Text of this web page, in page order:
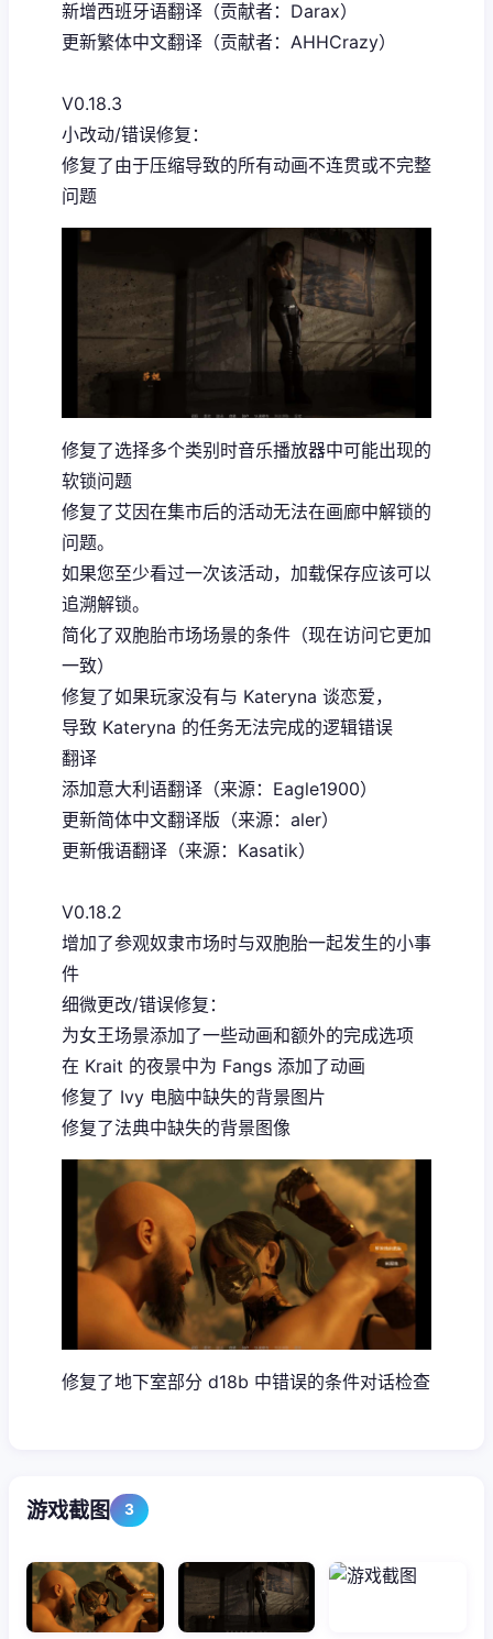
新增西班牙语翻译（贡献者：Darax）
更新繁体中文翻译（贡献者：AHHCrazy）
V0.18.3
小改动/错误修复：
修复了由于压缩导致的所有动画不连贯或不完整
问题
修复了选择多个类别时音乐播放器中可能出现的
软锁问题
修复了艾因在集市后的活动无法在画廊中解锁的
问题。
如果您至少看过一次该活动，加载保存应该可以
追溯解锁。
简化了双胞胎市场场景的条件（现在访问它更加
一致）
修复了如果玩家没有与 Kateryna 谈恋爱，
导致 Kateryna 的任务无法完成的逻辑错误
翻译
添加意大利语翻译（来源：Eagle1900）
更新简体中文翻译版（来源：aler）
更新俄语翻译（来源：Kasatik）
V0.18.2
增加了参观奴隶市场时与双胞胎一起发生的小事
件
细微更改/错误修复：
为女王场景添加了一些动画和额外的完成选项
在 Krait 的夜景中为 Fangs 添加了动画
修复了 Ivy 电脑中缺失的背景图片
修复了法典中缺失的背景图像
修复了地下室部分 d18b 中错误的条件对话检查
游戏截图 3